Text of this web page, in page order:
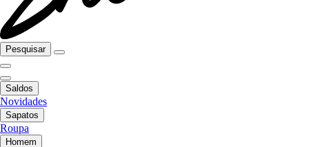
Pesquisar
Saldos
Novidades
Sapatos
Roupa
Homem